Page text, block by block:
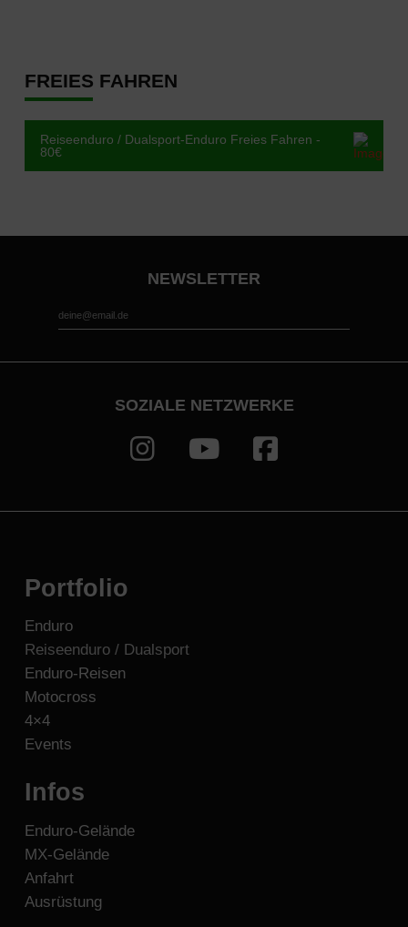
FREIES FAHREN
Reiseenduro / Dualsport-Enduro Freies Fahren -
80€
NEWSLETTER
SOZIALE NETZWERKE
Portfolio
Enduro
Reiseenduro / Dualsport
Enduro-Reisen
Motocross
4×4
Events
Infos
Enduro-Gelände
MX-Gelände
Anfahrt
Ausrüstung